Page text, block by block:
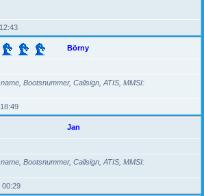
Börny
Bootsnummer, Callsign, ATIS, MMSI
Jan
Bootsnummer, Callsign, ATIS, MMSI
00:29